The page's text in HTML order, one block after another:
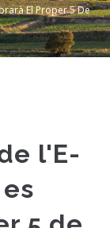
El Proper 5 De
l'E-